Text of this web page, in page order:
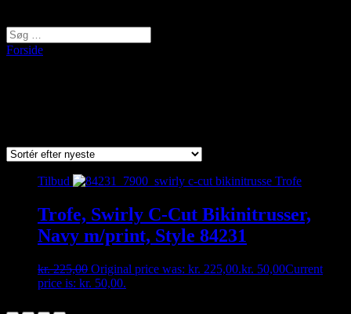
Forside
Tilbud
Trofe, Swirly C-Cut Bikinitrusser,
Navy m/print, Style 84231
kr.225,00 Original price was: kr. 225,00.kr. 50,00Current
price is: kr. 50,00.